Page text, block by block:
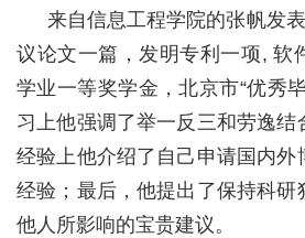
来自信息工程学院的张帆发
议论文一篇，发明专利一项, 软
学业一等奖学金，北京市“优秀
习上他强调了举一反三和劳逸结
经验上他介绍了自己申请国内外
经验；最后，他提出了保持科研
他人所影响的宝贵建议。